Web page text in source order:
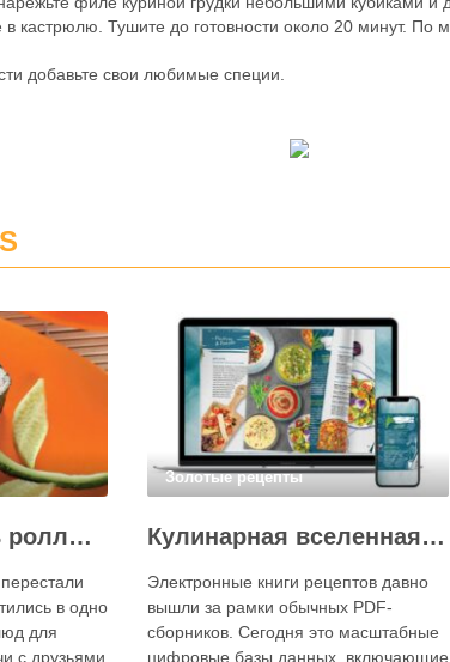
кастрюлю. Тушите до готовности около 20 минут. По
добавьте свои любимые специи.
Как приготовить роллы в домашних условиях?
в одно
для
с друзьями
Золотые рецепты
Кулинарная вселенная в цифре: топ-3 самых больших электронных книг рецептов
Электронные книги рецептов давно
вышли за рамки обычных PDF-
сборников. Сегодня это масштабные
цифровые базы данных, включающие